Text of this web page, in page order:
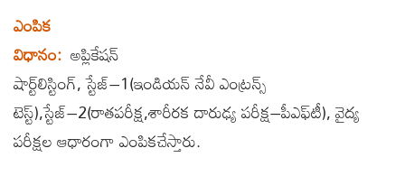
ఎంపిక
విధానం: అప్లికేషన్‌
షార్ట్‌లిస్టింగ్, స్టేజ్‌–1(ఇండియన్‌ నేవీ ఎంట్రన్స్‌
టెస్ట్‌),స్టేజ్‌–2(రాతపరీక్ష,శారీరక దారుఢ్య పరీక్ష–పీఎఫ్‌టీ), వైద్య
పరీక్షల ఆధారంగా ఎంపికచేస్తారు.